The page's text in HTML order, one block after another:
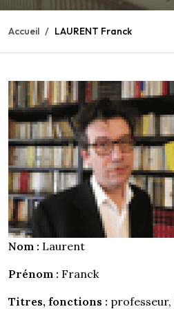
Accueil LAURENT Franck
Nom : Laurent
Prénom : Franck
Titres, fonctions :